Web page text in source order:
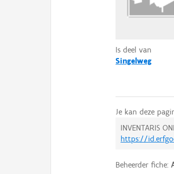
Is deel van
Singelweg
Je kan deze
INVENTARIS
https://
Beheerder fiche: